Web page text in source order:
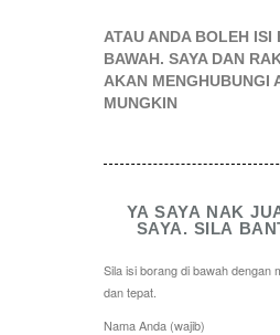
ATAU ANDA BOLEH ISI
BAWAH. SAYA DAN
AKAN MENGHUBUNGI
MUNGKIN
YA SAYA NAK
SAYA. SILA
Sila isi borang di bawah dengan
dan tepat.
Nama Anda (wajib)